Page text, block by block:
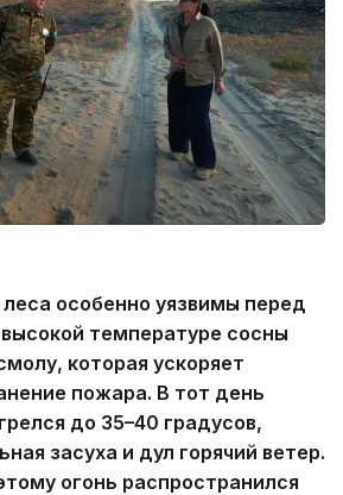
особенно уязвимы перед
температуре сосны
которая ускоряет
пожара. В тот день
до 35–40 градусов,
засуха и дул горячий ветер.
огонь распространился